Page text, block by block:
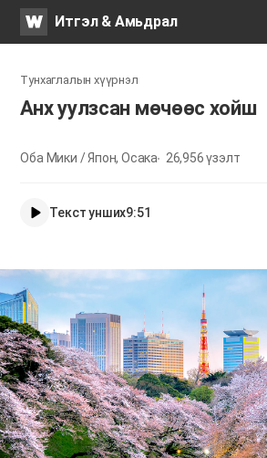
WATVИтгэл & Амьдрал
Тунхаглалын хүүрнэл
Анх уулзсан мөчөөс хойш
Оба Мики / Япон, Осака 26,956үзэлт
Текст унших9:51